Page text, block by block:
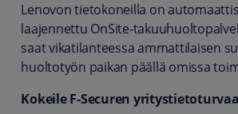
Lenovon tietokoneilla on
laajennettu OnSite-
saat vikatilanteessa ammattilaisen
huoltotyön paikan päällä omissa
Kokeile F-Securen